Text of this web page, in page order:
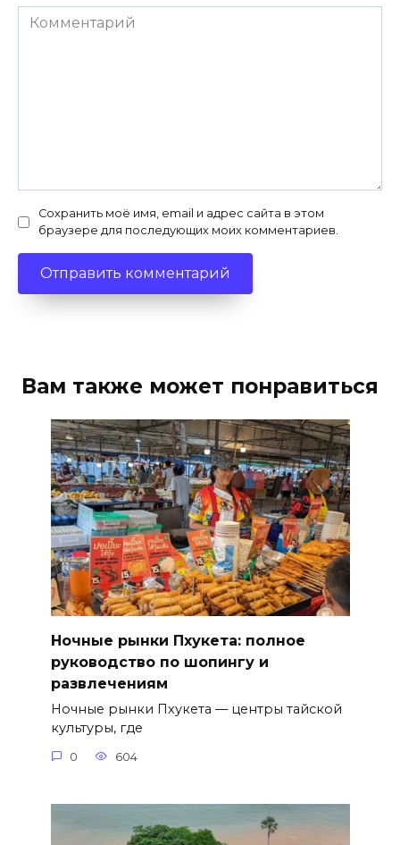
Комментарий
Сохранить моё имя, email и адрес сайта в этом
браузере для последующих моих комментариев.
Вам также может понравиться
Ночные рынки Пхукета: полное
руководство по шопингу и
развлечениям
Ночные рынки Пхукета — центры тайской
культуры, где
0 604